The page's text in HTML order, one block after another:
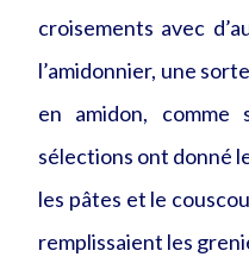
croisements avec
l’amidonnier, une
en amidon, comme
sélections ont donné
les pâtes et le
remplissaient les